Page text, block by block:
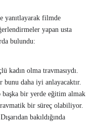
yanıtlayarak filmde
yapan usta
bulundu:
kadın olma travmasıydı.
daha iyi anlayacaktır.
başka bir yerde eğitim almak
bir süreç olabiliyor.
bakıldığında